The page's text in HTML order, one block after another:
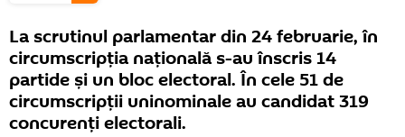
La scrutinul parlamentar din 24 februarie, în
circumscripția națională s-au înscris 14
partide și un bloc electoral. În cele 51 de
circumscripții uninominale au candidat 319
concurenți electorali.